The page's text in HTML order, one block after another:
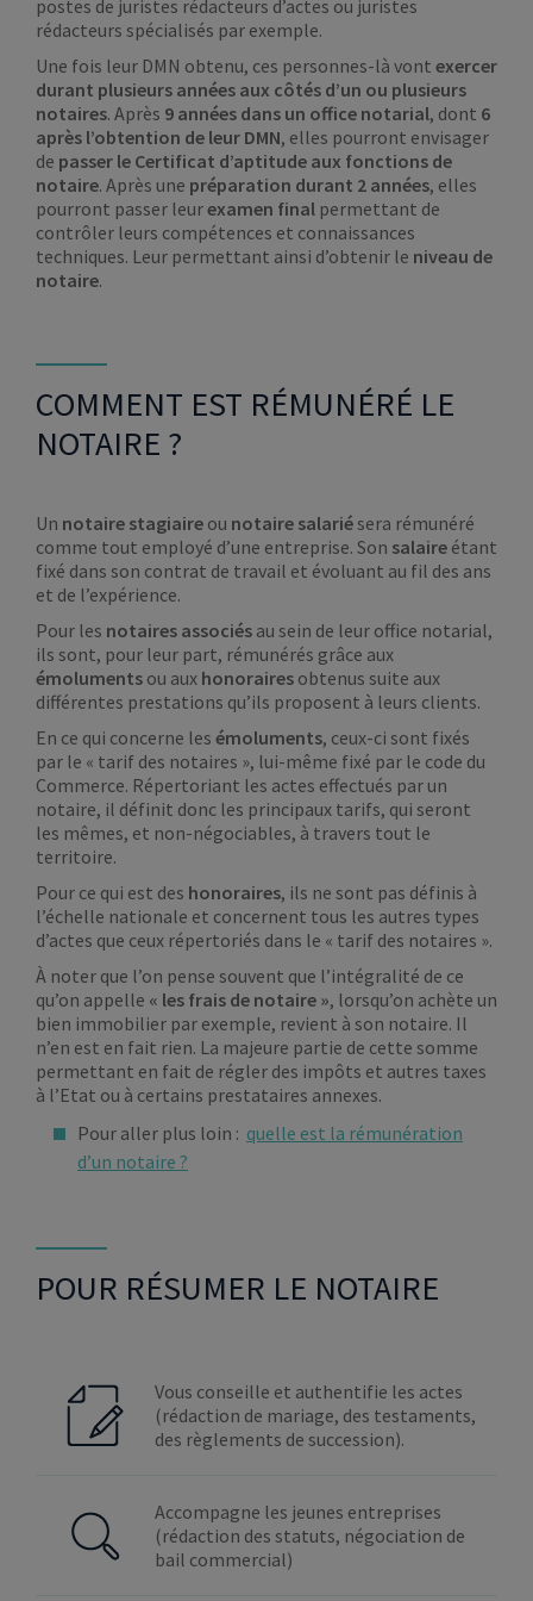
postes de juristes rédacteurs d’actes ou juristes
rédacteurs spécialisés par exemple.
Une fois leur DMN obtenu, ces personnes-là vont exercer
durant plusieurs années aux côtés d’un ou plusieurs
notaires. Après 9 années dans un office notarial, dont 6
après l’obtention de leur DMN, elles pourront envisager
de passer le Certificat d’aptitude aux fonctions de
notaire. Après une préparation durant 2 années, elles
pourront passer leurexamen final permettant de
contrôler leurs compétences et connaissances
techniques. Leur permettant ainsi d’obtenir le niveau de
notaire.
COMMENT EST RÉMUNÉRÉ LE
NOTAIRE ?
Un notaire stagiaire ou notaire salariésera rémunéré
comme tout employé d’une entreprise. Son salaire étant
fixé dans son contrat de travail et évoluant au fil des ans
et de l’expérience.
Pour les notaires associés au sein de leur office notarial,
ils sont, pour leur part, rémunérés grâce aux
émoluments ou aux honoraires obtenus suite aux
différentes prestations qu’ils proposent à leurs clients.
En ce qui concerne les émoluments, ceux-ci sont fixés
par le « tarif des notaires », lui-même fixé par le code du
Commerce. Répertoriant les actes effectués par un
notaire, il définit donc les principaux tarifs, qui seront
les mêmes, et non-négociables, à travers tout le
territoire.
Pour ce qui est des honoraires, ils ne sont pas définis à
l’échelle nationale et concernent tous les autres types
d’actes que ceux répertoriés dans le « tarif des notaires ».
À noter que l’on pense souvent que l’intégralité de ce
qu’on appelle « les frais de notaire », lorsqu’on achète un
bien immobilier par exemple, revient à son notaire. Il
n’en est en fait rien. La majeure partie de cette somme
permettant en fait de régler des impôts et autres taxes
à l’Etat ou à certains prestataires annexes.
Pour aller plus loin : quelle est la rémunération
d’un notaire ?
POUR RÉSUMER LE NOTAIRE
Vous conseille et authentifie les actes
(rédaction de mariage, des testaments,
des règlements de succession).
Accompagne les jeunes entreprises
(rédaction des statuts, négociation de
bail commercial)